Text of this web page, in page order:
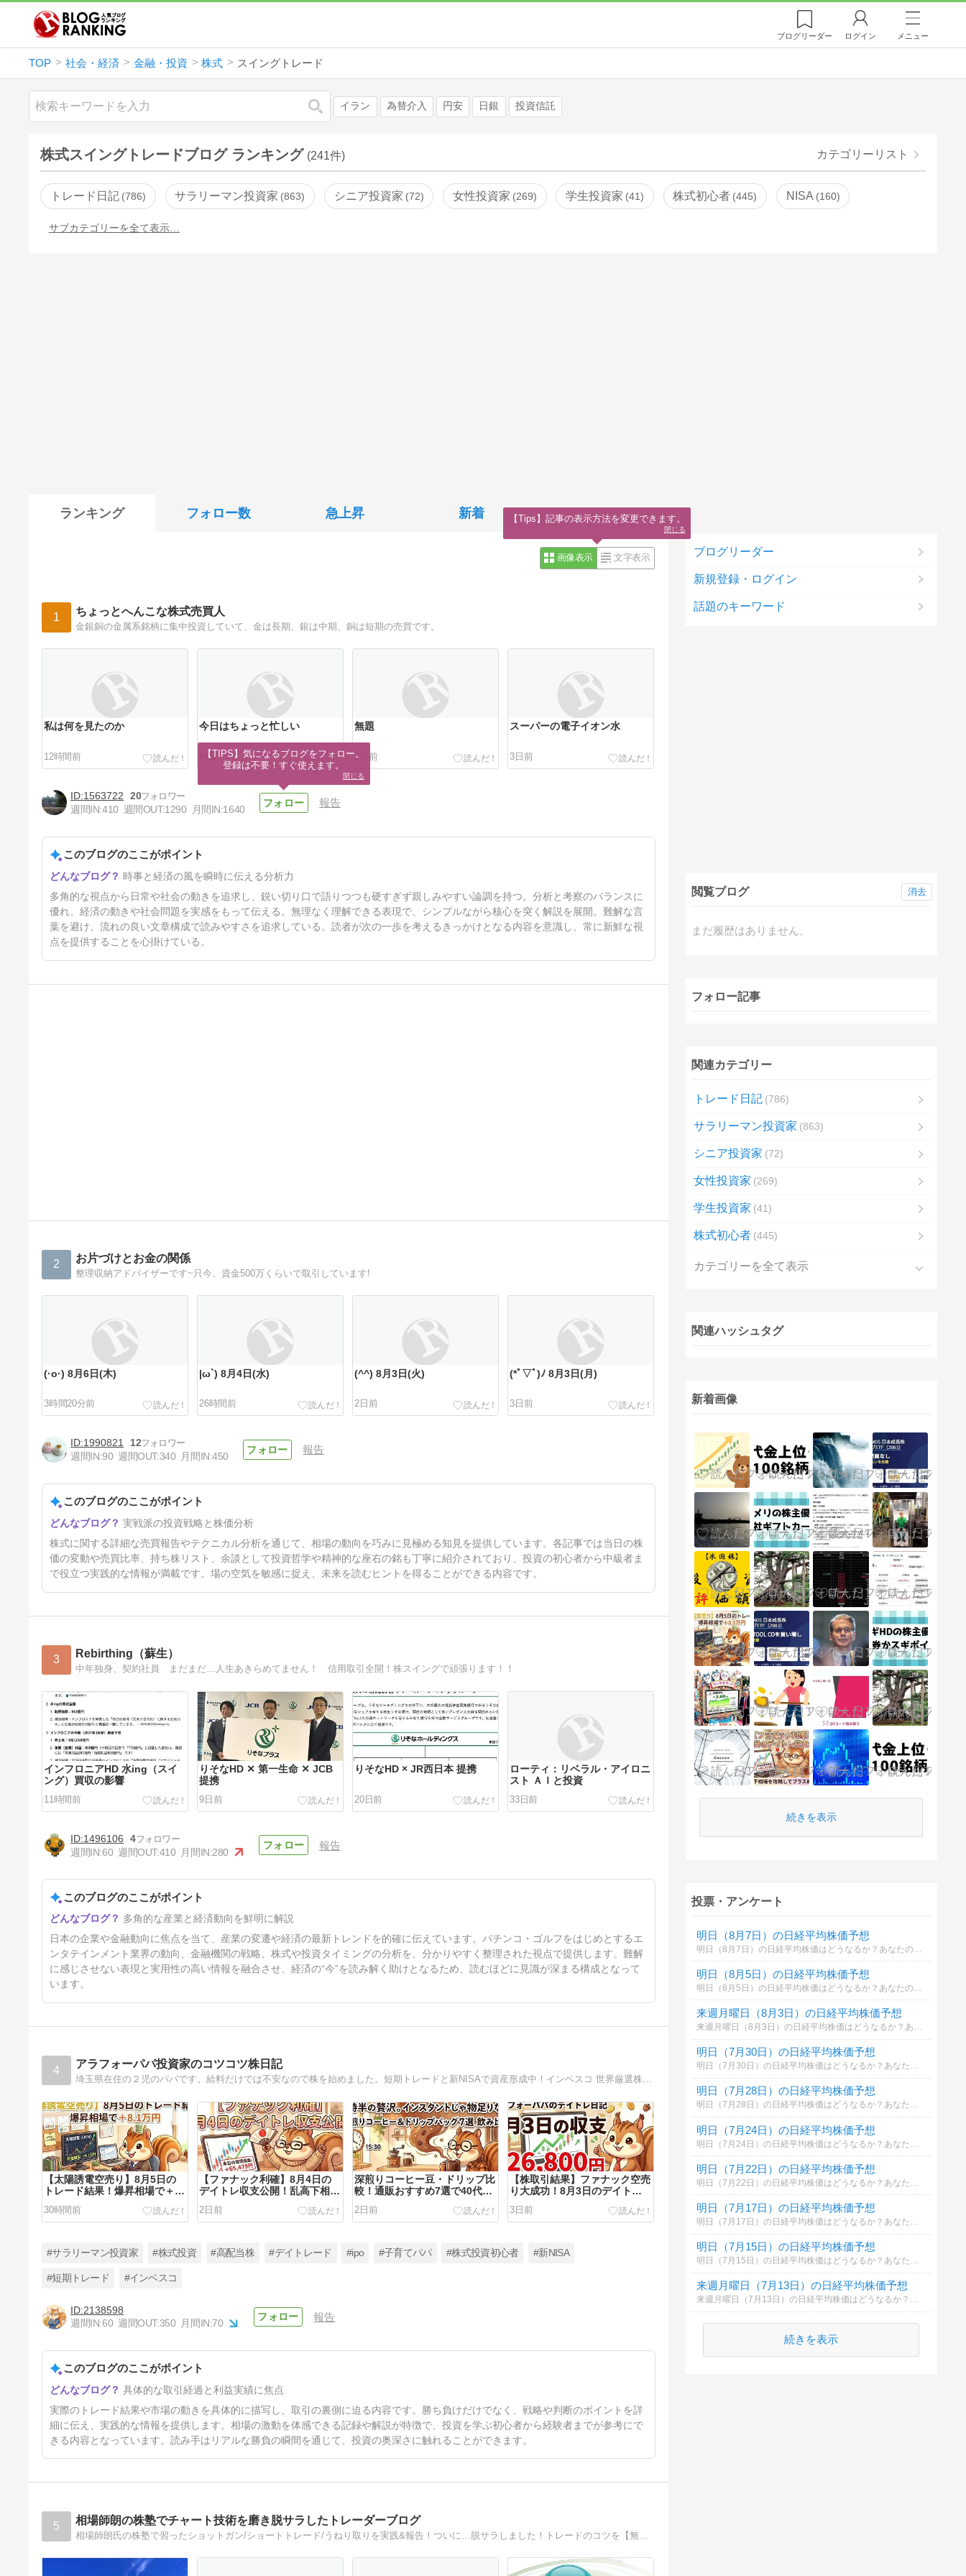
ブログリーダー ログイン メニュー
TOP 社会・経済 金融・投資 株式 スイングトレード
検索 イラン 為替介入 円安 日銀 投資信託
株式スイングトレードブログ ランキング (241件) カテゴリーリスト
トレード日記 786 サラリーマン投資家 863 シニア投資家 72 女性投資家 269 学生投資家 41 株式初心者 445 NISA 160
サブカテゴリーを全て表示…
ランキング フォロー数 急上昇 新着
画像表示 文字表示
1 ちょっとへんこな株式売買人
金銀銅の金属系銘柄に集中投資していて、金は長期、銀は中期、銅は短期の売買です。
私は何を見たのか
12時間前
今日はちょっと忙しい
昨日
無題
2日前
スーパーの電子イオン水
3日前
今週の戦略
4日前
1563722
20
週間IN:410 週間OUT:1290 月間IN:1640
報告
このブログのここがポイント
時事と経済の風を瞬時に伝える分析力
多角的な視点から日常や社会の動きを追求し、鋭い切り口で語りつつも硬すぎず親しみやすい論調を持つ。分析と考察のバランスに
優れ、経済の動きや社会問題を実感をもって伝える。無理なく理解できる表現で、シンプルながら核心を突く解説を展開。難解な言
葉を避け、流れの良い文章構成で読みやすさを追求している。読者が次の一歩を考えるきっかけとなる内容を意識し、常に新鮮な視
点を提供することを心掛けている。
2 お片づけとお金の関係
整理収納アドバイザーです~只今、資金500万くらいで取引しています!
(·o·) 8月6日(木)
3時間20分前
|ω`) 8月4日(水)
26時間前
(^^) 8月3日(火)
2日前
(*ﾟ▽ﾟ)ﾉ 8月3日(月)
3日前
(^^♪ 7月31日(金)
6日前
1990821
12
週間IN:90 週間OUT:340 月間IN:450
報告
このブログのここがポイント
実戦派の投資戦略と株価分析
株式に関する詳細な売買報告やテクニカル分析を通じて、相場の動向を巧みに見極める知見を提供しています。各記事では当日の株
価の変動や売買比率、持ち株リスト、余談として投資哲学や精神的な座右の銘も丁寧に紹介されており、投資の初心者から中級者ま
で役立つ実践的な情報が満載です。場の空気を敏感に捉え、未来を読むヒントを得ることができる内容です。
3 Rebirthing（蘇生）
中年独身、契約社員 まだまだ…人生あきらめてません！ 信用取引全開！株スイングで頑張ります！！
インフロニアHD 水ing（スイ
ング）買収の影響
11時間前
りそなHD ✕ 第一生命 ✕ JCB
提携
9日前
りそなHD × JR西日本 提携
20日前
ローティ：リベラル・アイロニ
スト ＡＩと投資
33日前
哲学者 リチャード・ローティ
35日前
1496106
4
週間IN:60 週間OUT:410 月間IN:280
報告
このブログのここがポイント
多角的な産業と経済動向を鮮明に解説
日本の企業や金融動向に焦点を当て、産業の変遷や経済の最新トレンドを的確に伝えています。パチンコ・ゴルフをはじめとするエ
ンタテインメント業界の動向、金融機関の戦略、株式や投資タイミングの分析を、分かりやすく整理された視点で提供します。難解
に感じさせない表現と実用性の高い情報を融合させ、経済の“今”を読み解く助けとなるため、読むほどに見識が深まる構成となって
います。
4 アラフォーパパ投資家のコツコツ株日記
埼玉県在住の２児のパパです。給料だけでは不安なので株を始めました。短期トレードと新NISAで資産形成中！インベスコ 世界厳選株式＜H無＞(毎月決算型)もスタートして毎月の配当で生活を豊かにしてます。
【太陽誘電空売り】8月5日の
トレード結果！爆昇相場で＋
30時間前
【ファナック利確】8月4日の
デイトレ収支公開！乱高下相場
2日前
深煎りコーヒー豆・ドリップ比
較！通販おすすめ7選で40代パ
2日前
【株取引結果】ファナック空売
り大成功！8月3日のデイトレ
3日前
休日、子どもと少し遊んだだけ
で息切れした話。40代向けプ
品を試してみた
#サラリーマン投資家 #株式投資 #高配当株 #デイトレード #ipo #子育てパパ #株式投資初心者 #新NISA
#短期トレード #インベスコ
2138598
週間IN:60 週間OUT:350 月間IN:70
報告
このブログのここがポイント
具体的な取引経過と利益実績に焦点
実際のトレード結果や市場の動きを具体的に描写し、取引の裏側に迫る内容です。勝ち負けだけでなく、戦略や判断のポイントを詳
細に伝え、実践的な情報を提供します。相場の激動を体感できる記録や解説が特徴で、投資を学ぶ初心者から経験者までが参考にで
きる内容となっています。読み手はリアルな勝負の瞬間を通じて、投資の奥深さに触れることができます。
5 相場師朗の株塾でチャート技術を磨き脱サラしたトレーダーブログ
ブログリーダー
新規登録・ログイン
話題のキーワード
閲覧ブログ
まだ履歴はありません。
消去
フォロー記事
関連カテゴリー
トレード日記 786
サラリーマン投資家 863
シニア投資家 72
女性投資家 269
学生投資家 41
株式初心者 445
カテゴリーを全て表示
関連ハッシュタグ
新着画像
続きを表示
投票・アンケート
明日（8月7日）の日経平均株価予想
明日（8月5日）の日経平均株価予想
明日（8月5日）の日経平均株価はどうなるか？あなたの御意見を聞かせて下さい。勿論希望や勘でもかまいません。見るだけもＯＫ！
来週月曜日（8月3日）の日経平均株価予想
来週月曜日（8月3日）の日経平均株価はどうなるか？あなたの御意見を聞かせて下さい。勿論希望や勘でもかまいません。見るだけもＯＫ！
明日（7月30日）の日経平均株価予想
明日（7月30日）の日経平均株価はどうなるか？あなたの御意見を聞かせて下さい。勿論希望や勘でもかまいません。見るだけもＯＫ！
明日（7月28日）の日経平均株価予想
明日（7月28日）の日経平均株価はどうなるか？あなたの御意見を聞かせて下さい。勿論希望や勘でもかまいません。見るだけもＯＫ！
明日（7月24日）の日経平均株価予想
明日（7月22日）の日経平均株価予想
明日（7月17日）の日経平均株価予想
明日（7月17日）の日経平均株価はどうなるか？あなたの御意見を聞かせて下さい。勿論希望や勘でもかまいません。見るだけもＯＫ！
明日（7月15日）の日経平均株価予想
明日（7月15日）の日経平均株価はどうなるか？あなたの御意見を聞かせて下さい。勿論希望や勘でもかまいません。見るだけもＯＫ！
来週月曜日（7月13日）の日経平均株価予想
来週月曜日（7月13日）の日経平均株価はどうなるか？あなたの御意見を聞かせて下さい。勿論希望や勘でもかまいません。見るだけもＯＫ！
続きを表示
【TIPS】気になるブログをフォロー。
登録は不要！すぐ使えます。
閉じる
【Tips】記事の表示方法を変更できます。
閉じる